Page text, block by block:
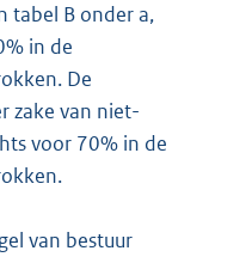
tabel B onder a,
in de
De
zake van niet-
voor 70% in de
van bestuur